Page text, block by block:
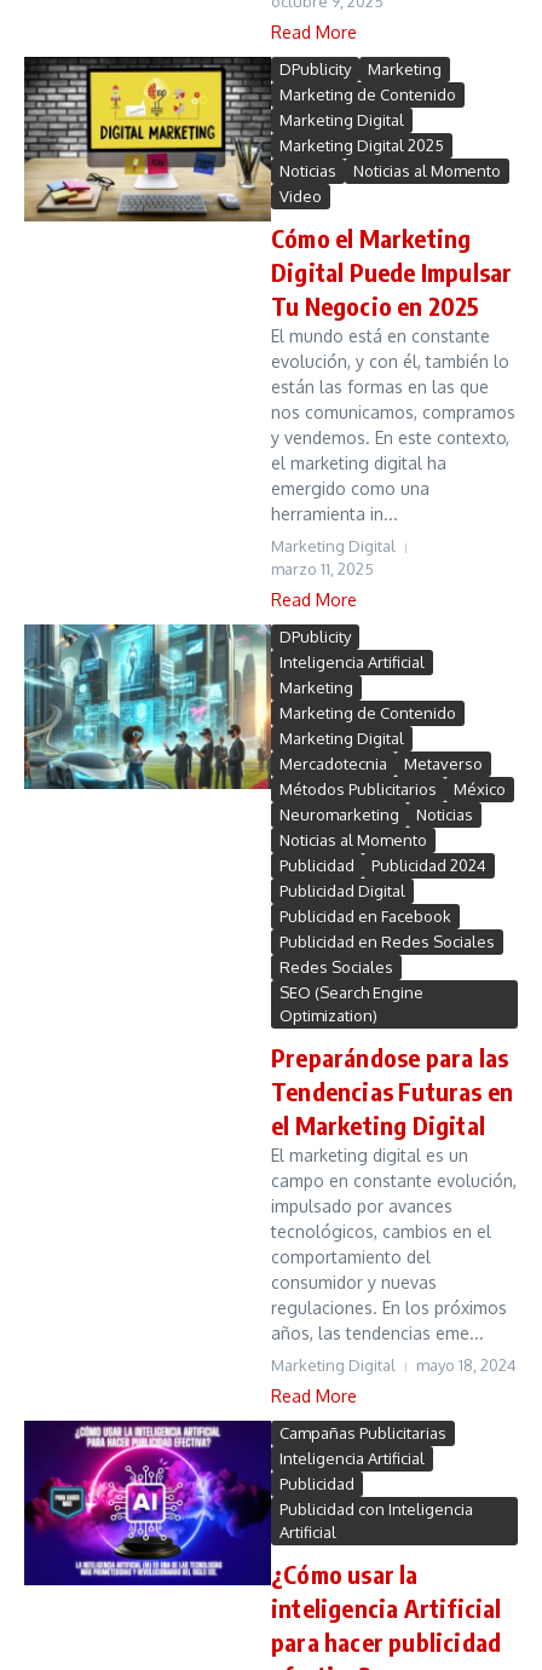
Read More
DPublicity
Marketing
Marketing de Contenido
Marketing Digital
Marketing Digital 2025
Noticias
Noticias al Momento
Video
Cómo el Marketing
Digital Puede Impulsar
Tu Negocio en 2025
El mundo está en constante
evolución, y con él, también lo
están las formas en las que
nos comunicamos, compramos
y vendemos. En este contexto,
el marketing digital ha
emergido como una
herramienta in...
Marketing Digital
marzo 11, 2025
Read More
DPublicity
Inteligencia Artificial
Marketing
Marketing de Contenido
Marketing Digital
Mercadotecnia
Metaverso
Métodos Publicitarios
México
Neuromarketing
Noticias
Noticias al Momento
Publicidad
Publicidad 2024
Publicidad Digital
Publicidad en Facebook
Publicidad en Redes Sociales
Redes Sociales
SEO (Search Engine
Optimization)
Preparándose para las
Tendencias Futuras en
el Marketing Digital
El marketing digital es un
campo en constante evolución,
impulsado por avances
tecnológicos, cambios en el
comportamiento del
consumidor y nuevas
regulaciones. En los próximos
años, las tendencias eme...
Marketing Digital mayo 18, 2024
Read More
Campañas Publicitarias
Inteligencia Artificial
Publicidad
Publicidad con Inteligencia
Artificial
¿Cómo usar la
inteligencia Artificial
para hacer publicidad